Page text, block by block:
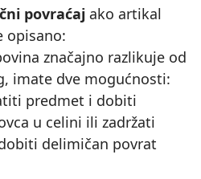
povraćaj ako artikal
opisano:
značajno razlikuje od
imate dve mogućnosti:
predmet i dobiti
u celini ili zadržati
delimičan povrat